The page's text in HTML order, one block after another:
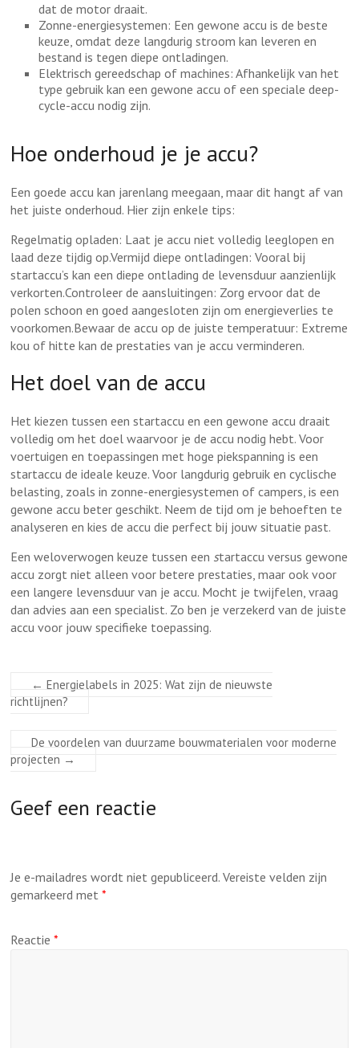
dat de motor draait.
Zonne-energiesystemen: Een gewone accu is de beste
keuze, omdat deze langdurig stroom kan leveren en
bestand is tegen diepe ontladingen.
Elektrisch gereedschap of machines: Afhankelijk van het
type gebruik kan een gewone accu of een speciale deep-
cycle-accu nodig zijn.
Hoe onderhoud je je accu?
Een goede accu kan jarenlang meegaan, maar dit hangt af van
het juiste onderhoud. Hier zijn enkele tips:
Regelmatig opladen: Laat je accu niet volledig leeglopen en
laad deze tijdig op.Vermijd diepe ontladingen: Vooral bij
startaccu’s kan een diepe ontlading de levensduur aanzienlijk
verkorten.Controleer de aansluitingen: Zorg ervoor dat de
polen schoon en goed aangesloten zijn om energieverlies te
voorkomen.Bewaar de accu op de juiste temperatuur: Extreme
kou of hitte kan de prestaties van je accu verminderen.
Het doel van de accu
Het kiezen tussen een startaccu en een gewone accu draait
volledig om het doel waarvoor je de accu nodig hebt. Voor
voertuigen en toepassingen met hoge piekspanning is een
startaccu de ideale keuze. Voor langdurig gebruik en cyclische
belasting, zoals in zonne-energiesystemen of campers, is een
gewone accu beter geschikt. Neem de tijd om je behoeften te
analyseren en kies de accu die perfect bij jouw situatie past.
Een weloverwogen keuze tussen een startaccu versus gewone
accu zorgt niet alleen voor betere prestaties, maar ook voor
een langere levensduur van je accu. Mocht je twijfelen, vraag
dan advies aan een specialist. Zo ben je verzekerd van de juiste
accu voor jouw specifieke toepassing.
← Energielabels in 2025: Wat zijn de nieuwste
richtlijnen?
De voordelen van duurzame bouwmaterialen voor moderne
projecten →
Geef een reactie
Je e-mailadres wordt niet gepubliceerd. Vereiste velden zijn
gemarkeerd met*
Reactie*